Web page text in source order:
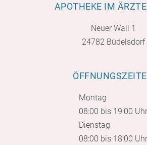
APOTHEKE IM
Neuer Wall 1
24782 Büdelsdorf
Montag
08:00 bis 19:00 Uhr
Dienstag
08:00 bis 18:00 Uhr